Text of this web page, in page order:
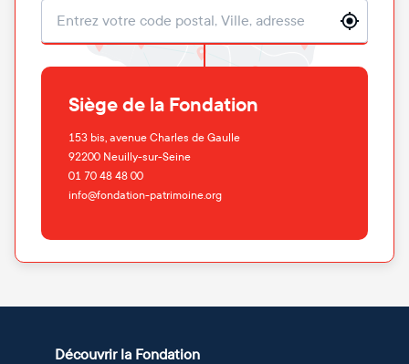
Localisation
Siège de la Fondation
153 bis, avenue Charles de Gaulle
92200 Neuilly-sur-Seine
01 70 48 48 00
info@fondation-patrimoine.org
Découvrir la Fondation